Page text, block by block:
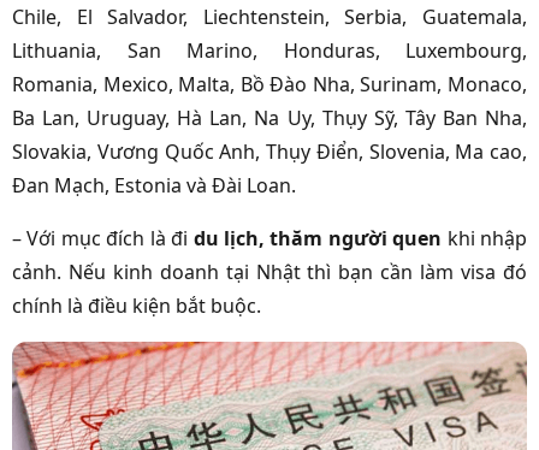
Chile, El Salvador, Liechtenstein, Serbia, Guatemala,
Lithuania, San Marino, Honduras, Luxembourg,
Romania, Mexico, Malta, Bồ Đào Nha, Surinam, Monaco,
Ba Lan, Uruguay, Hà Lan, Na Uy, Thụy Sỹ, Tây Ban Nha,
Slovakia, Vương Quốc Anh, Thụy Điển, Slovenia, Ma cao,
Đan Mạch, Estonia và Đài Loan.
– Với mục đích là đi du lịch, thăm người quen khi nhập
cảnh. Nếu kinh doanh tại Nhật thì bạn cần làm visa đó
chính là điều kiện bắt buộc.